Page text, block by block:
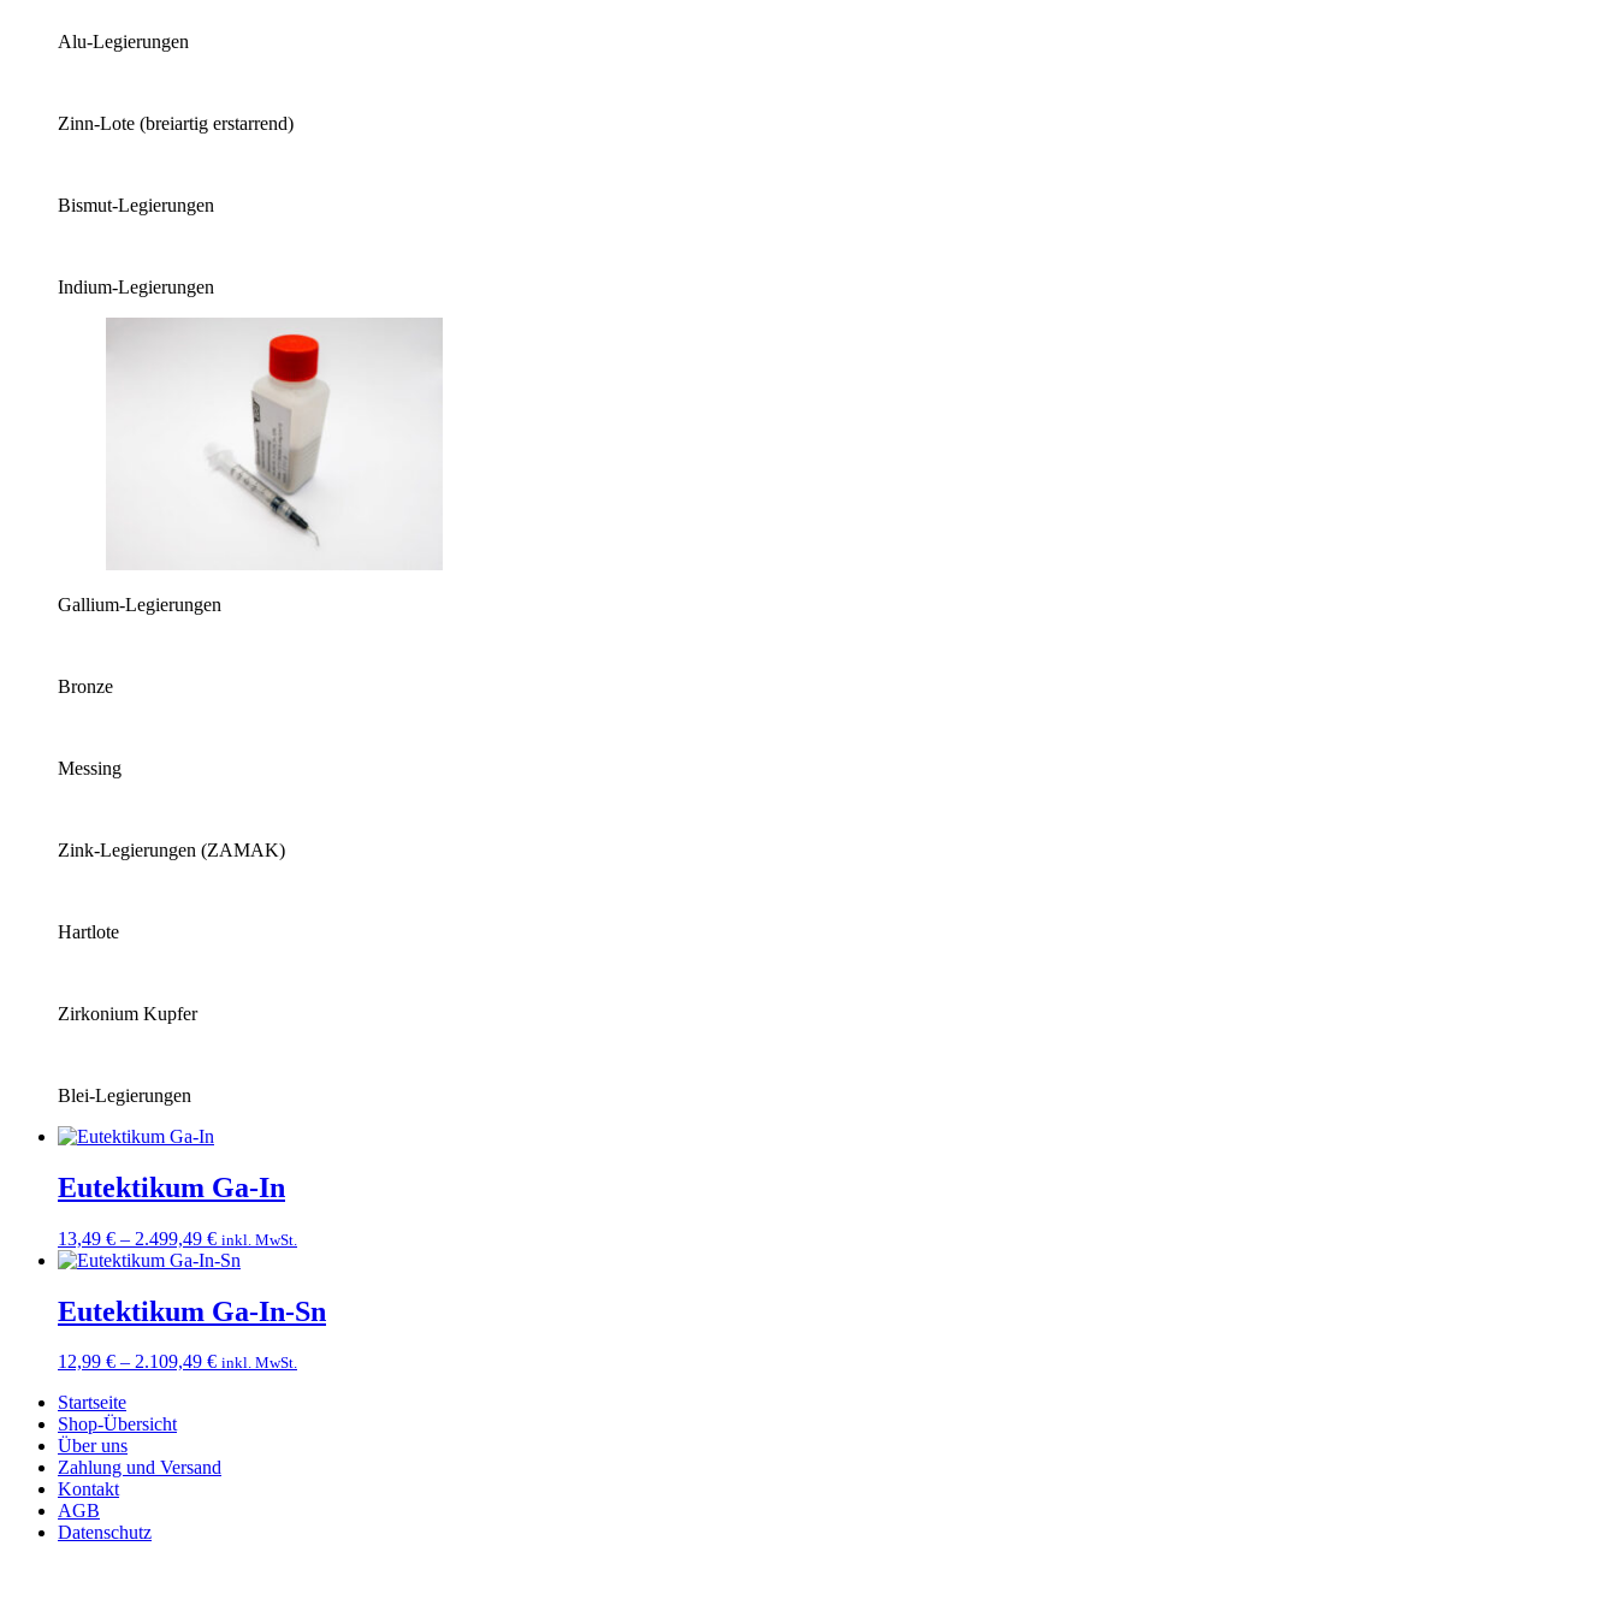
Alu-Legierungen
Zinn-Lote (breiartig erstarrend)
Bismut-Legierungen
Indium-Legierungen
Gallium-Legierungen
Bronze
Messing
Zink-Legierungen (ZAMAK)
Hartlote
Zirkonium Kupfer
Blei-Legierungen
Eutektikum Ga-In
13,49 € – 2.499,49 €Preisspanne:
13,49 €
2.499,49 €
inkl. MwSt.
Eutektikum Ga-In-Sn
12,99 € – 2.109,49 €Preisspanne:
inkl. MwSt.
Startseite
Shop-Übersicht
Über uns
Zahlung und Versand
Kontakt
AGB
Datenschutz